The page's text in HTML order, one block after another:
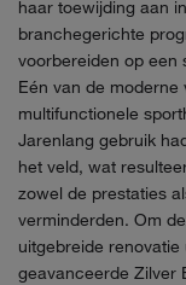
haar toewijding aan
branchegerichte
voorbereiden op een
Eén van de
multifunctionele
Jarenlang gebruik
het veld, wat
zowel de prestaties
verminderden. Om
uitgebreide
geavanceerde Zilver